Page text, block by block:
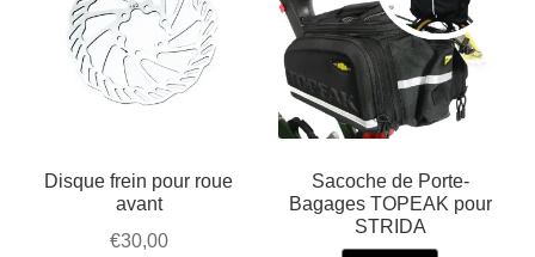
Disque frein pour roue
avant
€30,00
Sacoche de Porte-
Bagages TOPEAK pour
STRIDA